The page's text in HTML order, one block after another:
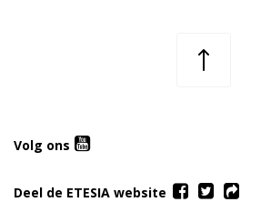
Volg ons
Deel de ETESIA website